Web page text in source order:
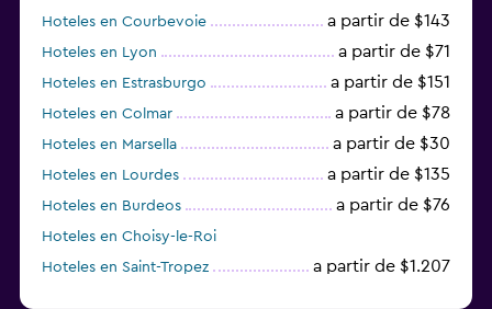
Hoteles en Courbevoie a partir de $143
Hoteles en Lyon a partir de $71
Hoteles en Estrasburgo a partir de $151
Hoteles en Colmar a partir de $78
Hoteles en Marsella a partir de $30
Hoteles en Lourdes a partir de $135
Hoteles en Burdeos a partir de $76
Hoteles en Choisy-le-Roi
Hoteles en Saint-Tropez
a partir de $1.207